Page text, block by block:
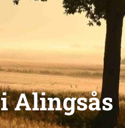
Alingsås